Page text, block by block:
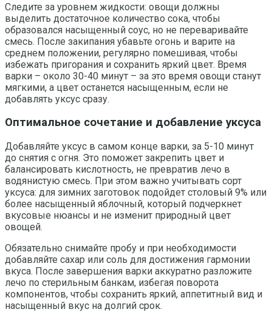
Следите за уровнем жидкости: овощи должны
выделить достаточное количество сока, чтобы
образовался насыщенный соус, но не переваривайте
смесь. После закипания убавьте огонь и варите на
среднем положении, регулярно помешивая, чтобы
избежать пригорания и сохранить яркий цвет. Время
варки – около 30-40 минут – за это время овощи станут
мягкими, а цвет останется насыщенным, если не
добавлять уксус сразу.
Оптимальное сочетание и добавление уксуса
Добавляйте уксус в самом конце варки, за 5-10 минут
до снятия с огня. Это поможет закрепить цвет и
балансировать кислотность, не превратив лечо в
водянистую смесь. При этом важно учитывать сорт
уксуса: для зимних заготовок подойдет столовый 9% или
более насыщенный яблочный, который подчеркнет
вкусовые нюансы и не изменит природный цвет
овощей.
Обязательно снимайте пробу и при необходимости
добавляйте сахар или соль для достижения гармонии
вкуса. После завершения варки аккуратно разложите
лечо по стерильным банкам, избегая поворота
компонентов, чтобы сохранить яркий, аппетитный вид и
насыщенный вкус на долгий срок.